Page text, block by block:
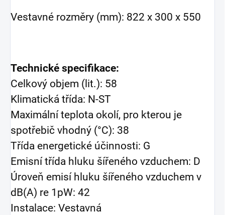
Vestavné rozměry (mm): 822 x 300 x 550
Technické specifikace:
Celkový objem (lit.): 58
Klimatická třída: N-ST
Maximální teplota okolí, pro kterou je
spotřebič vhodný (°C): 38
Třída energetické účinnosti: G
Emisní třída hluku šířeného vzduchem: D
Úroveň emisí hluku šířeného vzduchem v
dB(A) re 1pW: 42
Instalace: Vestavná